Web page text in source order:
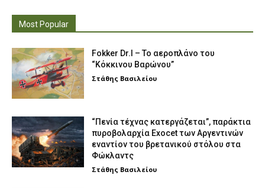
Most Popular
Fokker Dr.I – To αεροπλάνο του
“Κόκκινου Βαρώνου”
Στάθης Βασιλείου
“Πενία τέχνας κατεργάζεται”, παράκτια
πυροβολαρχία Exocet των Αργεντινών
εναντίον του βρετανικού στόλου στα
Φώκλαντς
Στάθης Βασιλείου